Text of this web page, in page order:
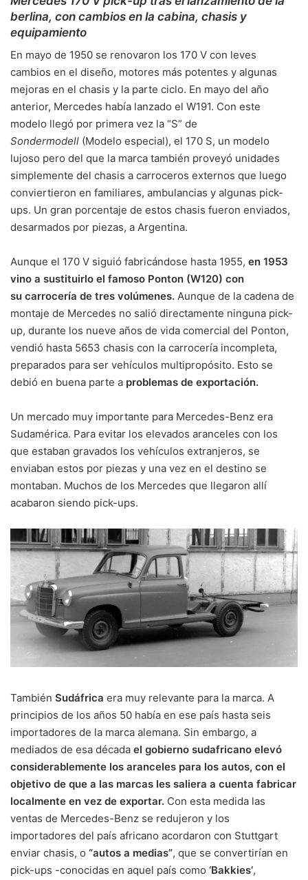
berlina, con cambios en la cabina, chasis y
equipamiento
En mayo de 1950 se renovaron los 170 V con leves
cambios en el diseño, motores más potentes y algunas
mejoras en el chasis y la parte ciclo. En mayo del año
anterior, Mercedes había lanzado el W191. Con este
modelo llegó por primera vez la “S” de
Sondermodell (Modelo especial), el 170 S, un modelo
lujoso pero del que la marca también proveyó unidades
simplemente del chasis a carroceros externos que luego
conviertieron en familiares, ambulancias y algunas pick-
ups. Un gran porcentaje de estos chasis fueron enviados,
desarmados por piezas, a Argentina.
Aunque el 170 V siguió fabricándose hasta 1955, en 1953
vino a sustituirlo el famoso Ponton (W120) con
su carrocería de tres volúmenes. Aunque de la cadena de
montaje de Mercedes no salió directamente ninguna pick-
up, durante los nueve años de vida comercial del Ponton,
vendió hasta 5653 chasis con la carrocería incompleta,
preparados para ser vehículos multipropósito. Esto se
debió en buena parte a problemas de exportación.
Un mercado muy importante para Mercedes-Benz era
Sudamérica. Para evitar los elevados aranceles con los
que estaban gravados los vehículos extranjeros, se
enviaban estos por piezas y una vez en el destino se
montaban. Muchos de los Mercedes que llegaron allí
acabaron siendo pick-ups.
También Sudáfrica era muy relevante para la marca. A
principios de los años 50 había en ese país hasta seis
importadores de la marca alemana. Sin embargo, a
mediados de esa década el gobierno sudafricano elevó
considerablemente los aranceles para los autos, con el
objetivo de que a las marcas les saliera a cuenta fabricar
localmente en vez de exportar. Con esta medida las
ventas de Mercedes-Benz se redujeron y los
importadores del país africano acordaron con Stuttgart
enviar chasis, o “autos a medias”, que se convertirían en
pick-ups -conocidas en aquel país como ‘Bakkies’,